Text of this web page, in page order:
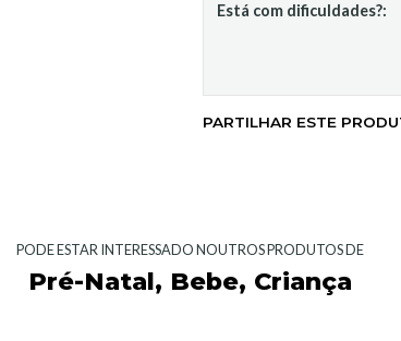
Está com dificuldades?:
PARTILHAR ESTE
PODE ESTAR INTERESSADO NOUTROS PRODUTOS DE
Pré-Natal, Bebe, Criança